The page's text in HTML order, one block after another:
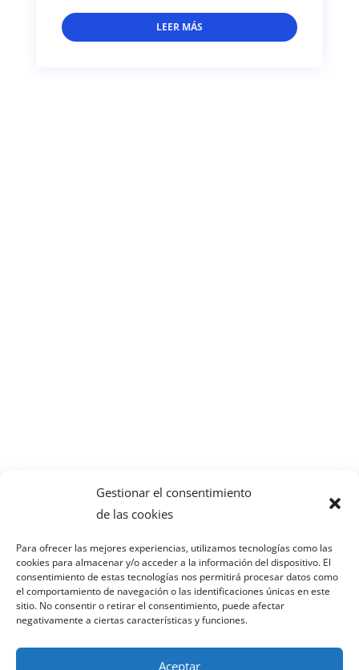
Gestionar el consentimiento
de las cookies
Para ofrecer las mejores experiencias, utilizamos tecnologías como las
cookies para almacenar y/o acceder a la información del dispositivo. El
consentimiento de estas tecnologías nos permitirá procesar datos como
el comportamiento de navegación o las identificaciones únicas en este
sitio. No consentir o retirar el consentimiento, puede afectar
negativamente a ciertas características y funciones.
Aceptar
LEER MÁS
PORTAL DE
COMUNICACIÓN